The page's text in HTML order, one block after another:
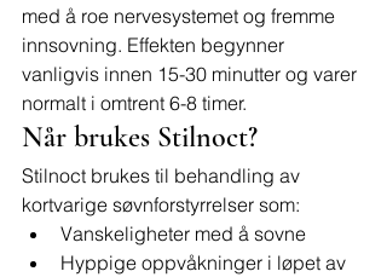
med å roe nervesystemet og fremme
innsovning. Effekten begynner
vanligvis innen 15-30 minutter og varer
normalt i omtrent 6-8 timer.
Når brukes Stilnoct?
Stilnoct brukes til behandling av
kortvarige søvnforstyrrelser som:
Vanskeligheter med å sovne
Hyppige oppvåkninger i løpet av